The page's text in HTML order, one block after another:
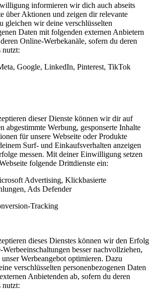
informieren wir dich auch abseits
über Aktionen und zeigen dir relevante
gleichen wir deine verschlüsselten
Daten mit folgenden externen Anbietern
Online-Werbekanäle, sofern du deren
nutzt:
Google, LinkedIn, Pinterest, TikTok
dieser Dienste können wir dir auf
abgestimmte Werbung, gesponserte Inhalte
für unsere Webseite oder Produkte
Surf- und Einkaufsverhalten anzeigen
messen. Mit deiner Einwilligung setzen
folgende Drittdienste ein:
Advertising, Klickbasierte
Ads Defender
Tracking
dieses Dienstes können wir den Erfolg
besser nachvollziehen,
Werbeangebot optimieren. Dazu
verschlüsselten personenbezogenen Daten
Anbietenden ab, sofern du deren
nutzt: